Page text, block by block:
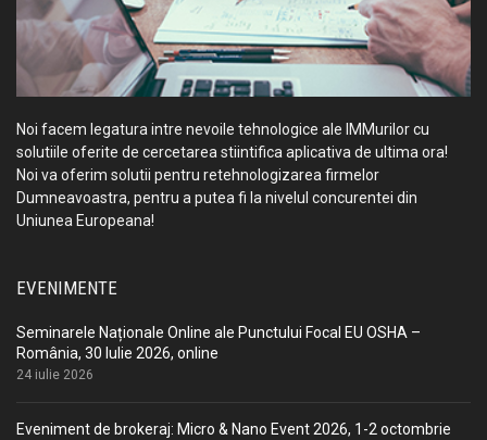
Noi facem legatura intre nevoile tehnologice ale IMMurilor cu
solutiile oferite de cercetarea stiintifica aplicativa de ultima ora!
Noi va oferim solutii pentru retehnologizarea firmelor
Dumneavoastra, pentru a putea fi la nivelul concurentei din
Uniunea Europeana!
EVENIMENTE
Seminarele Naționale Online ale Punctului Focal EU OSHA –
România, 30 Iulie 2026, online
24 iulie 2026
Eveniment de brokeraj: Micro & Nano Event 2026, 1-2 octombrie